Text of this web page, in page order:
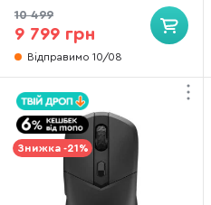
10 499
9 799 грн
Відправимо 10/08
Знижка -21%